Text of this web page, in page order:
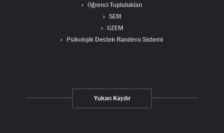
Öğrenci Toplulukları
SEM
UZEM
Psikolojik Destek Randevu Sistemi
Yukarı Kaydır